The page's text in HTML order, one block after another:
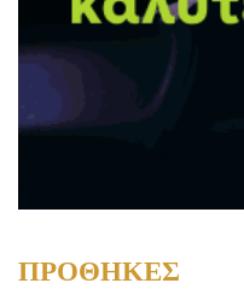
ΠΡΟΘΗΚΕΣ